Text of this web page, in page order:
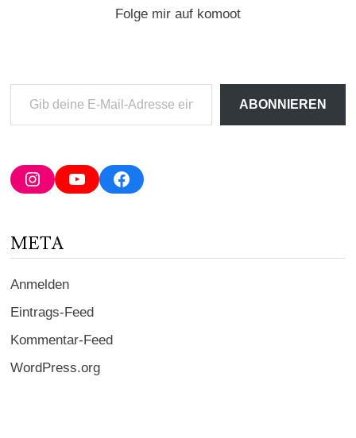
Folge mir auf komoot
deine
Adresse
ein ...
ABONNIEREN
InstagramYouTubeFacebook
META
Anmelden
Eintrags-Feed
Kommentar-Feed
WordPress.org